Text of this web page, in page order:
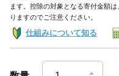
ます。控除の対象となる寄付金額
りますのでご注意ください。
仕組みについて知る